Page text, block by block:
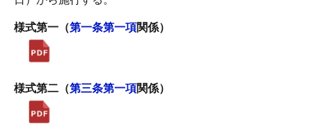
様式第一（第一条第一項関係）
様式第二（第三条第一項関係）